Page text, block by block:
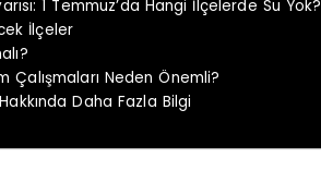
1 Temmuz’da Hangi İlçelerde Su Yok?
İlçeler
Çalışmaları Neden Önemli?
Daha Fazla Bilgi